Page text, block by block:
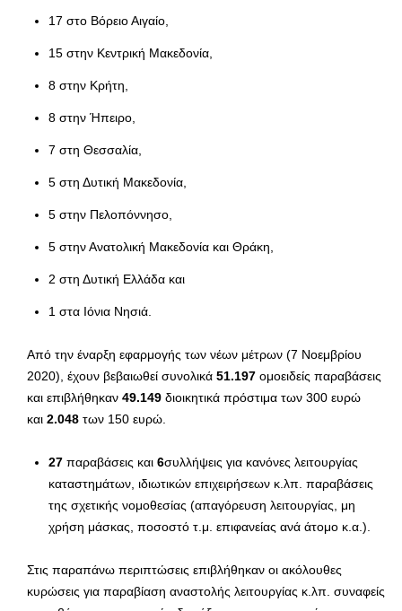
17 στο Βόρειο Αιγαίο,
15 στην Κεντρική Μακεδονία,
8 στην Κρήτη,
8 στην Ήπειρο,
7 στη Θεσσαλία,
5 στη Δυτική Μακεδονία,
5 στην Πελοπόννησο,
5 στην Ανατολική Μακεδονία και Θράκη,
2 στη Δυτική Ελλάδα και
1 στα Ιόνια Νησιά.
Από την έναρξη εφαρμογής των νέων μέτρων (7 Νοεμβρίου
2020), έχουν βεβαιωθεί συνολικά 51.197 ομοειδείς παραβάσεις
και επιβλήθηκαν 49.149 διοικητικά πρόστιμα των 300 ευρώ
και 2.048 των 150 ευρώ.
27 παραβάσεις και 6συλλήψεις για κανόνες λειτουργίας
καταστημάτων, ιδιωτικών επιχειρήσεων κ.λπ. παραβάσεις
της σχετικής νομοθεσίας (απαγόρευση λειτουργίας, μη
χρήση μάσκας, ποσοστό τ.μ. επιφανείας ανά άτομο κ.α.).
Στις παραπάνω περιπτώσεις επιβλήθηκαν οι ακόλουθες
κυρώσεις για παραβίαση αναστολής λειτουργίας κ.λπ. συναφείς